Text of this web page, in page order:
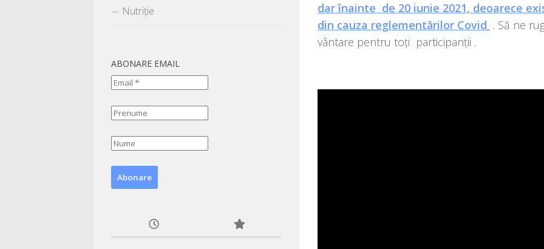
dar îna­in­te de 20 iunie 2021, deo­a­re­ce
din cau­za regle­men­tă­ri­lor Covid . Să ne
vân­ta­re pen­tru toți participanții .
Nutriție
ABONARE EMAIL